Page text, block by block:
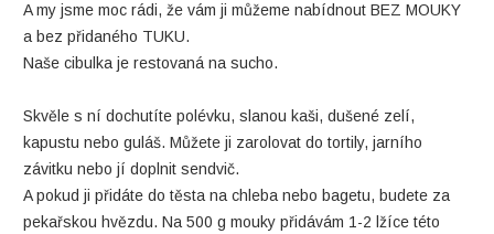
A my jsme moc rádi, že vám ji můžeme nabídnout BEZ MOUKY
a bez přidaného TUKU.
Naše cibulka je restovaná na sucho.
Skvěle s ní dochutíte polévku, slanou kaši, dušené zelí,
kapustu nebo guláš. Můžete ji zarolovat do tortily, jarního
závitku nebo jí doplnit sendvič.
A pokud ji přidáte do těsta na chleba nebo bagetu, budete za
pekařskou hvězdu. Na 500 g mouky přidávám 1-2 lžíce této